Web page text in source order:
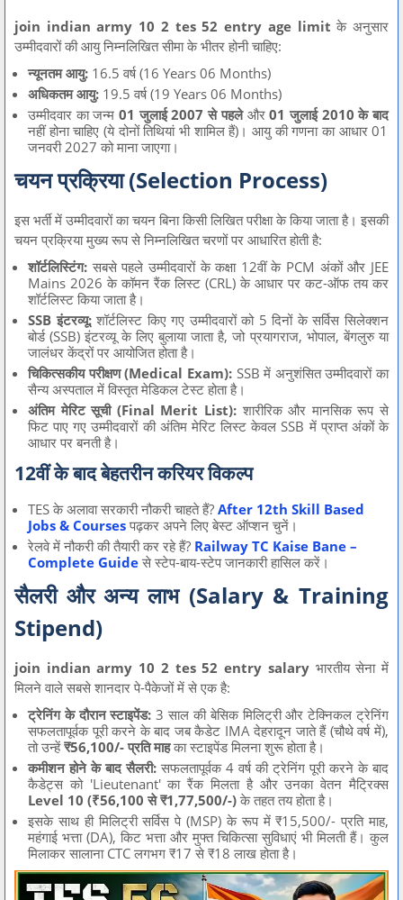
join indian army 10 2 tes 52 entry age limit के अनुसार
उम्मीदवारों की आयु निम्नलिखित सीमा के भीतर होनी चाहिए:
न्यूनतम आयु: 16.5 वर्ष (16 Years 06 Months)
अधिकतम आयु: 19.5 वर्ष (19 Years 06 Months)
उम्मीदवार का जन्म01 जुलाई 2007 से पहलेऔर01 जुलाई 2010 के बाद
नहीं होना चाहिए (ये दोनों तिथियां भी शामिल हैं)। आयु की गणना का आधार 01
जनवरी 2027 को माना जाएगा।
चयन प्रक्रिया (Selection Process)
इस भर्ती में उम्मीदवारों का चयन बिना किसी लिखित परीक्षा के किया जाता है। इसकी
चयन प्रक्रिया मुख्य रूप से निम्नलिखित चरणों पर आधारित होती है:
शॉर्टलिस्टिंग: सबसे पहले उम्मीदवारों के कक्षा 12वीं के PCM अंकों और JEE
Mains 2026 के कॉमन रैंक लिस्ट (CRL) के आधार पर कट-ऑफ तय कर
शॉर्टलिस्ट किया जाता है।
SSB इंटरव्यू:शॉर्टलिस्ट किए गए उम्मीदवारों को 5 दिनों के सर्विस सिलेक्शन
बोर्ड (SSB) इंटरव्यू के लिए बुलाया जाता है, जो प्रयागराज, भोपाल, बेंगलुरु या
जालंधर केंद्रों पर आयोजित होता है।
चिकित्सकीय परीक्षण (Medical Exam):SSB में अनुशंसित उम्मीदवारों का
सैन्य अस्पताल में विस्तृत मेडिकल टेस्ट होता है।
अंतिम मेरिट सूची (Final Merit List): शारीरिक और मानसिक रूप से
फिट पाए गए उम्मीदवारों की अंतिम मेरिट लिस्ट केवल SSB में प्राप्त अंकों के
आधार पर बनती है।
12वीं के बाद बेहतरीन करियर विकल्प
TES के अलावा सरकारी नौकरी चाहते हैं? After 12th Skill Based
Jobs & Courses पढ़कर अपने लिए बेस्ट ऑप्शन चुनें।
रेलवे में नौकरी की तैयारी कर रहे हैं? Railway TC Kaise Bane –
Complete Guide से स्टेप-बाय-स्टेप जानकारी हासिल करें।
सैलरी और अन्य लाभ (Salary & Training
Stipend)
join indian army 10 2 tes 52 entry salaryभारतीय सेना में
मिलने वाले सबसे शानदार पे-पैकेजों में से एक है:
ट्रेनिंग के दौरान स्टाइपेंड: 3 साल की बेसिक मिलिट्री और टेक्निकल ट्रेनिंग
सफलतापूर्वक पूरी करने के बाद जब कैडेट IMA देहरादून जाते हैं (चौथे वर्ष में),
तो उन्हें₹56,100/- प्रति माहका स्टाइपेंड मिलना शुरू होता है।
कमीशन होने के बाद सैलरी: सफलतापूर्वक 4 वर्ष की ट्रेनिंग पूरी करने के बाद
कैडेट्स को 'Lieutenant' का रैंक मिलता है और उनका वेतन मैट्रिक्स
Level 10 (₹56,100 से ₹1,77,500/-) के तहत तय होता है।
इसके साथ ही मिलिट्री सर्विस पे (MSP) के रूप में ₹15,500/- प्रति माह,
महंगाई भत्ता (DA), किट भत्ता और मुफ्त चिकित्सा सुविधाएं भी मिलती हैं। कुल
मिलाकर सालाना CTC लगभग ₹17 से ₹18 लाख होता है।